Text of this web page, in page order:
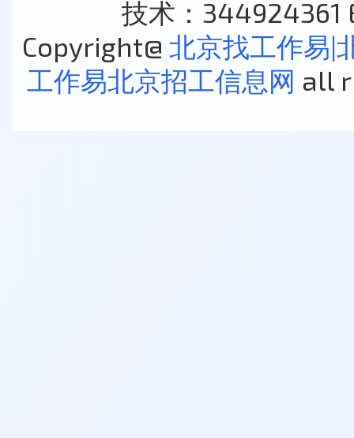
技术：344924361
Copyright@ 北京找工作易|
工作易北京招工信息网 all